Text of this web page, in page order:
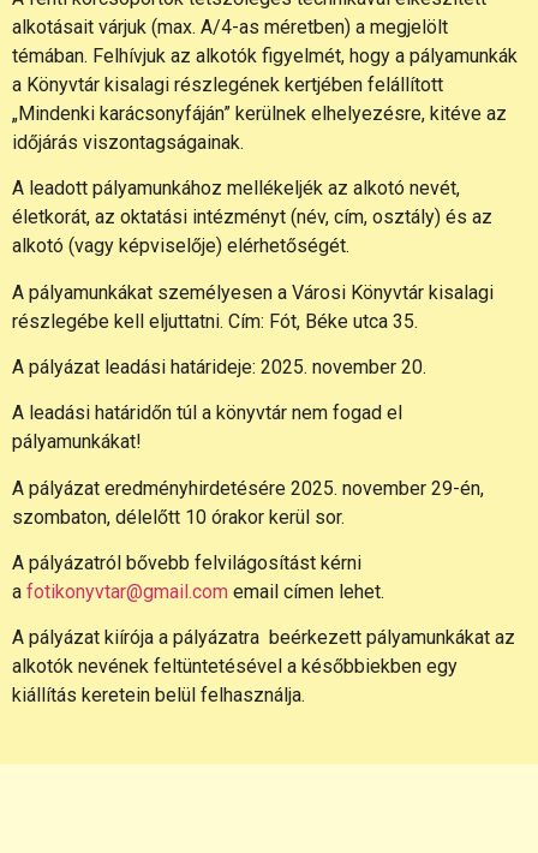
alkotásait várjuk (max. A/4-as méretben) a megjelölt
témában. Felhívjuk az alkotók figyelmét, hogy a pályamunkák
a Könyvtár kisalagi részlegének kertjében felállított
„Mindenki karácsonyfáján” kerülnek elhelyezésre, kitéve az
időjárás viszontagságainak.
A leadott pályamunkához mellékeljék az alkotó nevét,
életkorát, az oktatási intézményt (név, cím, osztály) és az
alkotó (vagy képviselője) elérhetőségét.
A pályamunkákat személyesen a Városi Könyvtár kisalagi
részlegébe kell eljuttatni. Cím: Fót, Béke utca 35.
A pályázat leadási határideje: 2025. november 20.
A leadási határidőn túl a könyvtár nem fogad el
pályamunkákat!
A pályázat eredményhirdetésére 2025. november 29-én,
szombaton, délelőtt 10 órakor kerül sor.
A pályázatról bővebb felvilágosítást kérni
a fotikonyvtar@gmail.com email címen lehet.
A pályázat kiírója a pályázatra beérkezett pályamunkákat az
alkotók nevének feltüntetésével a későbbiekben egy
kiállítás keretein belül felhasználja.